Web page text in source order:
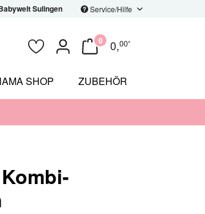
Sulingen Service/Hilfe
0 0,00*
SHOP ZUBEHÖR